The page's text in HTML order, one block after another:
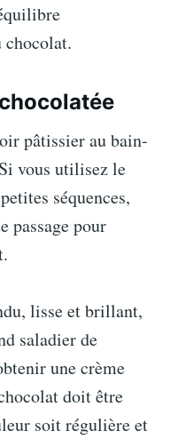
chocolat.
pâtissier au bain-
vous utilisez le
séquences,
passage pour
lisse et brillant,
saladier de
une crème
doit être
soit régulière et